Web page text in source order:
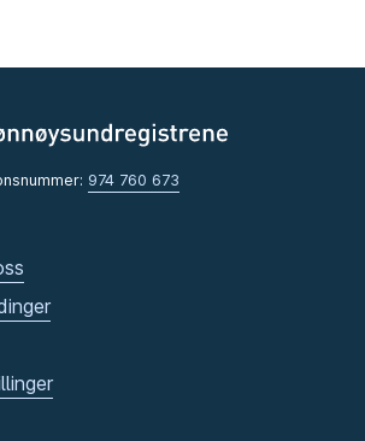
974 760 673